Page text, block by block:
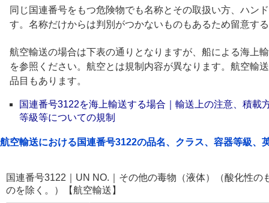
同じ国連番号をもつ危険物でも名称とその取扱い方、ハン
す。名称だけからは判別がつかないものもあるため留意す
航空輸送の場合は下表の通りとなりますが、船による海上
を参照ください。航空とは規制内容が異なります。航空輸
品目もあります。
国連番号3122を海上輸送する場合｜輸送上の注意、積載
等級等についての規制
航空輸送における国連番号3122の品名、クラス、容器等級、
国連番号3122｜UN NO.｜その他の毒物（液体）（酸化性の
のを除く。）【航空輸送】